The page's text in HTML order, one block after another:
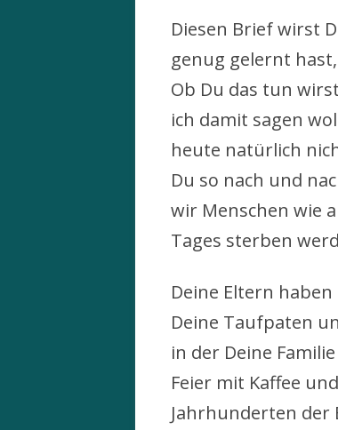
Diesen Brief wirst
genug gelernt
Ob Du das tun
ich damit sagen
heute natürlich
Du so nach und
wir Menschen wie
Tages sterben
Deine Eltern
Deine Taufpaten
in der Deine
Feier mit Kaffee
Jahrhunderten der